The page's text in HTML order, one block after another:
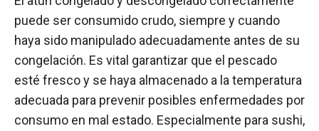
puede ser consumido crudo, siempre y cuando
haya sido manipulado adecuadamente antes de su
congelación. Es vital garantizar que el pescado
esté fresco y se haya almacenado a la temperatura
adecuada para prevenir posibles enfermedades por
consumo en mal estado. Especialmente para sushi,